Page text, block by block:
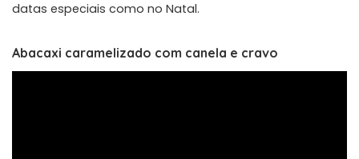
datas especiais como no Natal.
Abacaxi caramelizado com canela e cravo